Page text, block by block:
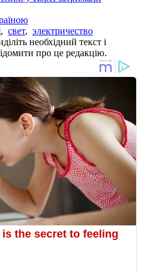
, свет, электричество
необхідний текст і
про це редакцію.